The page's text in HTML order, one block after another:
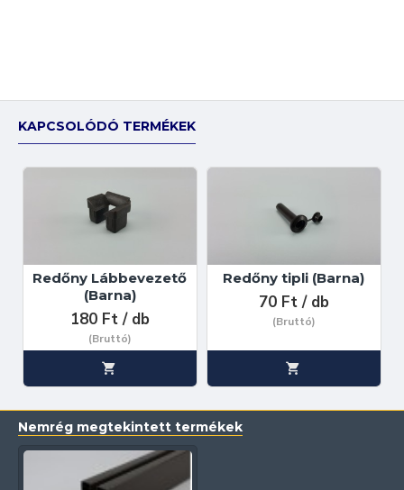
KAPCSOLÓDÓ TERMÉKEK
Redőny Lábbevezető
(Barna)
180 Ft / db
(Bruttó)
Redőny tipli (Barna)
70 Ft / db
(Bruttó)
Nemrég megtekintett termékek